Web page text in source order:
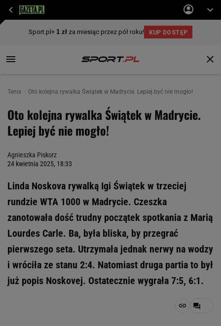
Tenis Oto kolejna rywalka Świątek w Madrycie. Lepiej być nie mogło!
Oto kolejna rywalka Świątek w Madrycie.
Lepiej być nie mogło!
Agnieszka Piskorz
24 kwietnia 2025, 18:33
Linda Noskova rywalką Igi Świątek w trzeciej
rundzie WTA 1000 w Madrycie. Czeszka
zanotowała dość trudny początek spotkania z Marią
Lourdes Carle. Ba, była bliska, by przegrać
pierwszego seta. Utrzymała jednak nerwy na wodzy
i wróciła ze stanu 2:4. Natomiast druga partia to był
już popis Noskovej. Ostatecznie wygrała 7:5, 6:1.